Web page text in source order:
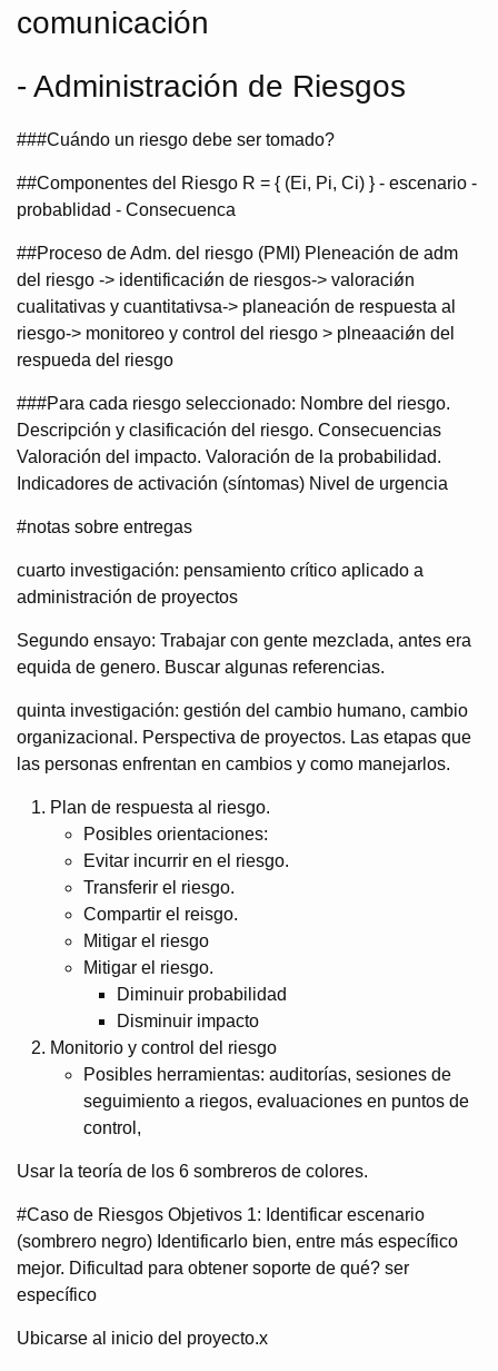
comunicación
- Administración de Riesgos
###Cuándo un riesgo debe ser tomado?
##Componentes del Riesgo R = { (Ei, Pi, Ci) } - escenario -
probablidad - Consecuenca
##Proceso de Adm. del riesgo (PMI) Pleneación de adm
del riesgo -> identificaciǿn de riesgos-> valoraciǿn
cualitativas y cuantitativsa-> planeación de respuesta al
riesgo-> monitoreo y control del riesgo > plneaaciǿn del
respueda del riesgo
###Para cada riesgo seleccionado: Nombre del riesgo.
Descripción y clasificación del riesgo. Consecuencias
Valoración del impacto. Valoración de la probabilidad.
Indicadores de activación (síntomas) Nivel de urgencia
#notas sobre entregas
cuarto investigación: pensamiento crítico aplicado a
administración de proyectos
Segundo ensayo: Trabajar con gente mezclada, antes era
equida de genero. Buscar algunas referencias.
quinta investigación: gestión del cambio humano, cambio
organizacional. Perspectiva de proyectos. Las etapas que
las personas enfrentan en cambios y como manejarlos.
Plan de respuesta al riesgo.
Posibles orientaciones:
Evitar incurrir en el riesgo.
Transferir el riesgo.
Compartir el reisgo.
Mitigar el riesgo
Mitigar el riesgo.
Diminuir probabilidad
Disminuir impacto
Monitorio y control del riesgo
Posibles herramientas: auditorías, sesiones de
seguimiento a riegos, evaluaciones en puntos de
control,
Usar la teoría de los 6 sombreros de colores.
#Caso de Riesgos Objetivos 1: Identificar escenario
(sombrero negro) Identificarlo bien, entre más específico
mejor. Dificultad para obtener soporte de qué? ser
específico
Ubicarse al inicio del proyecto.x